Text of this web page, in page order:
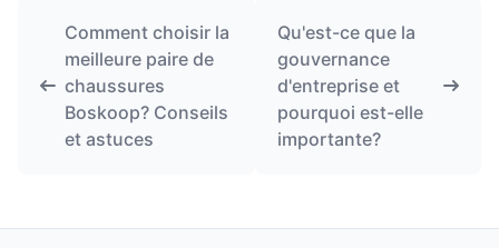
Comment choisir la
meilleure paire de
chaussures
Boskoop? Conseils
et astuces
Qu'est-ce que la
gouvernance
d'entreprise et
pourquoi est-elle
importante?